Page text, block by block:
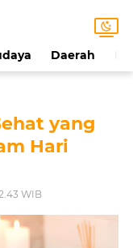
Daerah
yang
Hari
WIB